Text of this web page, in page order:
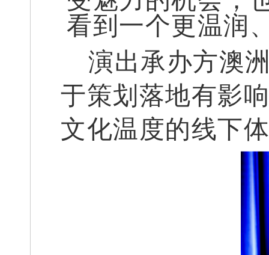
看到一个更温润
演出承办方澳
于策划落地有影
文化温度的线下